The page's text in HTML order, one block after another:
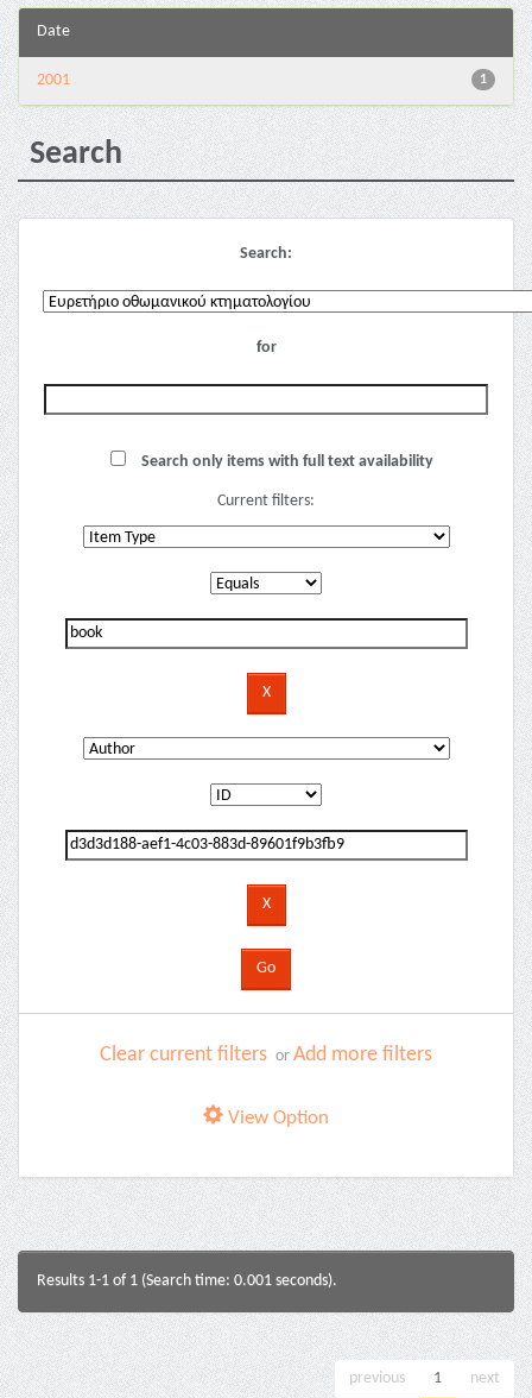
Date
1
2001
Search
Search:
for
Search only items with full text availability
Current filters:
Clear current filters or Add more filters
View Option
Results 1-1 of 1 (Search time: 0.001 seconds).
previous 1 next